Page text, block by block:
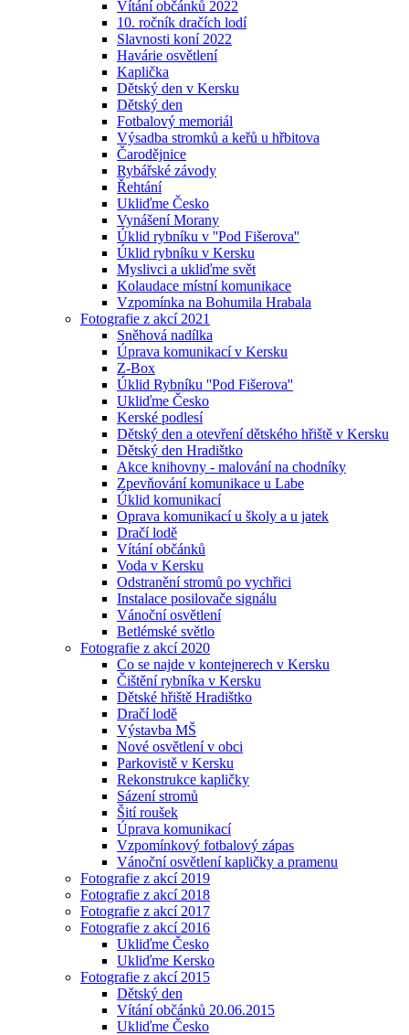
Vítání občánků 2022
10. ročník dračích lodí
Slavnosti koní 2022
Havárie osvětlení
Kaplička
Dětský den v Kersku
Dětský den
Fotbalový memoriál
Výsadba stromků a keřů u hřbitova
Čarodějnice
Rybářské závody
Řehtání
Ukliďme Česko
Vynášení Morany
Úklid rybníku v ''Pod Fišerova''
Úklid rybníku v Kersku
Myslivci a ukliďme svět
Kolaudace místní komunikace
Vzpomínka na Bohumila Hrabala
Fotografie z akcí 2021
Sněhová nadílka
Úprava komunikací v Kersku
Z-Box
Úklid Rybníku ''Pod Fišerova''
Ukliďme Česko
Kerské podlesí
Dětský den a otevření dětského hřiště v Kersku
Dětský den Hradištko
Akce knihovny - malování na chodníky
Zpevňování komunikace u Labe
Úklid komunikací
Oprava komunikací u školy a u jatek
Dračí lodě
Vítání občánků
Voda v Kersku
Odstranění stromů po vychřici
Instalace posilovače signálu
Vánoční osvětlení
Betlémské světlo
Fotografie z akcí 2020
Co se najde v kontejnerech v Kersku
Čištění rybníka v Kersku
Dětské hřiště Hradištko
Dračí lodě
Výstavba MŠ
Nové osvětlení v obci
Parkovistě v Kersku
Rekonstrukce kapličky
Sázení stromů
Šití roušek
Úprava komunikací
Vzpomínkový fotbalový zápas
Vánoční osvětlení kapličky a pramenu
Fotografie z akcí 2019
Fotografie z akcí 2018
Fotografie z akcí 2017
Fotografie z akcí 2016
Ukliďme Česko
Ukliďme Kersko
Fotografie z akcí 2015
Dětský den
Vítání občánků 20.06.2015
Ukliďme Česko